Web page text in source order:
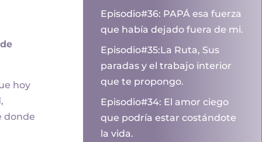
hoy
donde
Episodio#36: PAPÁ esa fuerza
que había dejado fuera de mi.
Episodio#35:La Ruta, Sus
paradas y el trabajo interior
que te propongo.
Episodio#34: El amor ciego
que podría estar costándote
la vida.